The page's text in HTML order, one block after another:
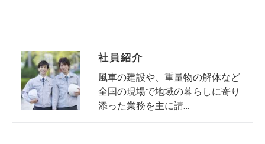
社員紹介
風車の建設や、重量物の解体など
全国の現場で地域の暮らしに寄り
添った業務を主に請…